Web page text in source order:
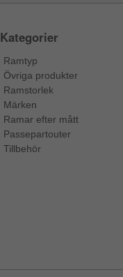
Kategorier
Ramtyp
Övriga produkter
Ramstorlek
Märken
Ramar efter mått
Passepartouter
Tillbehör